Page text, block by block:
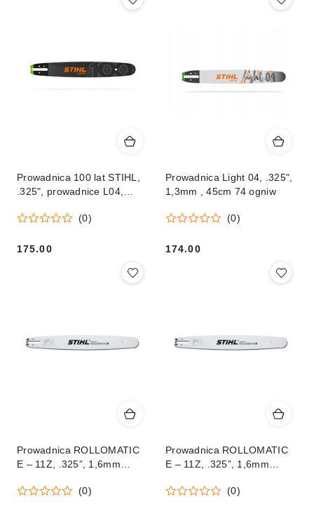
Prowadnica 100 lat STIHL,
.325", prowadnice L04,
(0)
Cena:
175.00
Prowadnica Light 04, .325",
1,3mm , 45cm 74 ogniw
(0)
Cena:
174.00
Prowadnica ROLLOMATIC
E – 11Z, .325”, 1,6mm
(0)
Prowadnica ROLLOMATIC
E – 11Z, .325”, 1,6mm
(0)